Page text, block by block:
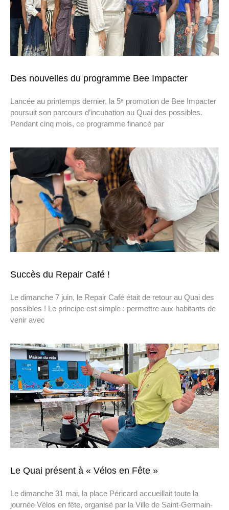
Des nouvelles du programme Bee Impacter
Lancée au printemps dernier, la 5ᵉ promotion de Bee Impacter
poursuit son parcours d’incubation au Quai des possibles.
Pendant cinq mois, ce programme financé par
Succès du Repair Café !
Le dimanche 7 juin, le Repair Café était de retour au Quai des
possibles ! Le principe est simple : permettre aux habitants de
venir avec
Le Quai présent à « Vélos en Fête »
Le dimanche 31 mai, la place Péricard accueillait toute la
journée Vélos en fête, organisé par la Ville de Saint-Germain-